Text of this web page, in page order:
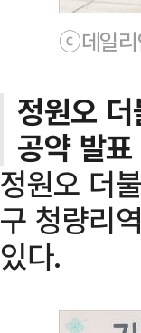
ⓒ데일리
정원오
공약 발표
정원오 더
구 청량리
있다.